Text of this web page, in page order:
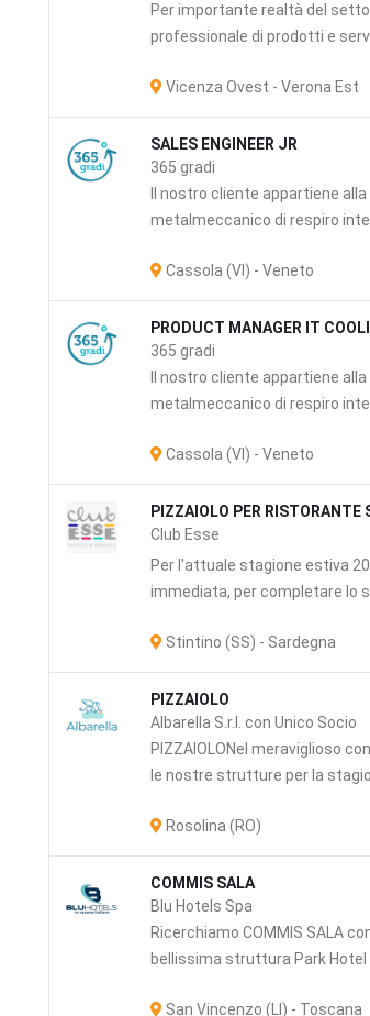
Per importante realtà del
professionale di prodotti e
Vicenza Ovest - Verona Est
SALES ENGINEER JR
365 gradi
Il nostro cliente appartiene
metalmeccanico di respiro
Cassola (VI) - Veneto
PRODUCT MANAGER IT
365 gradi
Il nostro cliente appartiene
metalmeccanico di respiro
Cassola (VI) - Veneto
PIZZAIOLO PER RISTORANTE
Club Esse
Per l'attuale stagione estiva
immediata, per completare lo
Stintino (SS) - Sardegna
PIZZAIOLO
Albarella S.r.l. con Unico Socio
PIZZAIOLONel meraviglioso
le nostre strutture per la
Rosolina (RO)
COMMIS SALA
Blu Hotels Spa
Ricerchiamo COMMIS SALA
bellissima struttura Park Hotel
San Vincenzo (LI) - Toscana